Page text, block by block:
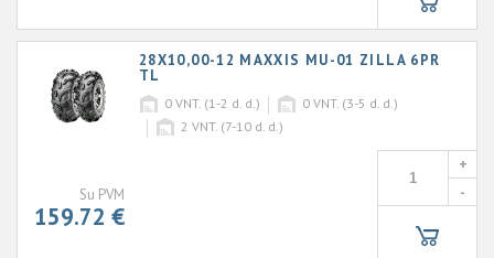
28X10,00-12 MAXXIS MU-01 ZILLA 6PR
TL
0 VNT. (1-2 d. d.) 0 VNT. (3-5 d. d.)
2 VNT. (7-10 d. d.)
Su PVM
159.72 €
+
-